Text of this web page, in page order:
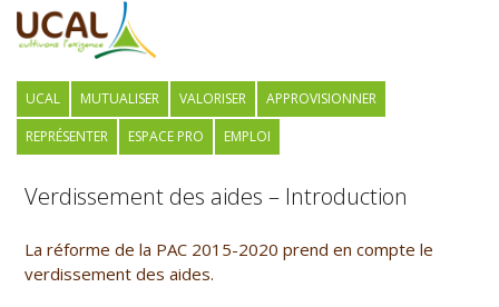
UCAL MUTUALISER VALORISER
APPROVISIONNER
REPRÉSENTER
ESPACE PRO EMPLOI
Verdissement des aides – Introduction
La réforme de la PAC 2015-2020 prend en compte le
verdissement des aides.